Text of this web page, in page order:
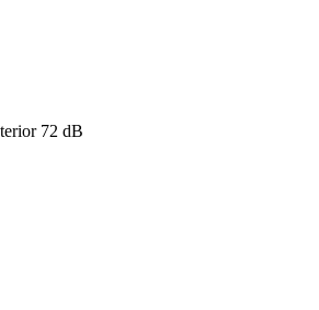
72 dB